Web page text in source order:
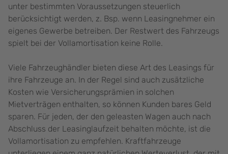
unter bestimmten Voraussetzungen steuerlich
berücksichtigt werden, z. Bsp. wenn Leasingnehmer ein
eigenes Gewerbe betreiben. Der Restwert des Fahrzeugs
spielt bei der Vollamortisation keine Rolle.
Viele Fahrzeughändler bieten diese Art des Leasings für
ihre Fahrzeuge an. In der Regel sind auch zusätzliche
Kosten wie Versicherungsprämien in solchen
Mietverträgen enthalten, so können Kunden bares Geld
sparen. Für jeden, der den geleasten Wagen auch nach
Abschluss der Leasinglaufzeit behalten möchte, ist die
Vollamortisation zu empfehlen. Kraftfahrzeuge